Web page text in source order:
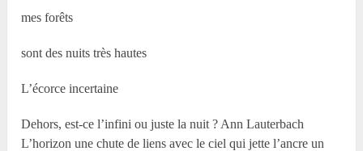
mes forêts
sont des nuits très hautes
L’écorce incertaine
Dehors, est-ce l’infini ou juste la nuit ? Ann Lauterbach
L’horizon une chute de liens avec le ciel qui jette l’ancre un